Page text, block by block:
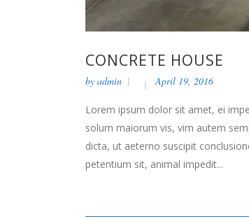
CONCRETE HOUSE
by admin April 19, 2016
Lorem ipsum dolor sit amet, ei
solum maiorum vis, vim autem
dicta, ut aeterno suscipit
petentium sit, animal impedit...